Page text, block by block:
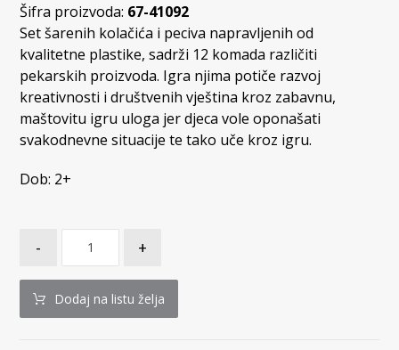
Šifra proizvoda: 67-41092
Set šarenih kolačića i peciva napravljenih od
kvalitetne plastike, sadrži 12 komada različiti
pekarskih proizvoda. Igra njima potiče razvoj
kreativnosti i društvenih vještina kroz zabavnu,
maštovitu igru ​​uloga jer djeca vole oponašati
svakodnevne situacije te tako uče kroz igru.
Dob: 2+
- +
Dodaj na listu želja